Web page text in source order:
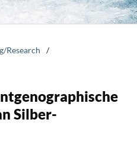
Research
/
Silber-